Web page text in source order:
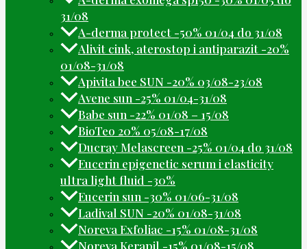
31/08
A-derma protect -50% 01/04 do 31/08
Alivit cink, aterostop i antiparazit -20%
01/08-31/08
Apivita bee SUN -20% 03/08-23/08
Avene sun -25% 01/04-31/08
Babe sun -22% 01/08 – 15/08
BioTeo 20% 05/08-17/08
Ducray Melascreen -25% 01/04 do 31/08
Eucerin epigenetic serum i elasticity
ultra light fluid -30%
Eucerin sun -30% 01/06-31/08
Ladival SUN -20% 01/08-31/08
Noreva Exfoliac -15% 01/08-31/08
Noreva Kerapil -15% 01/08-15/08